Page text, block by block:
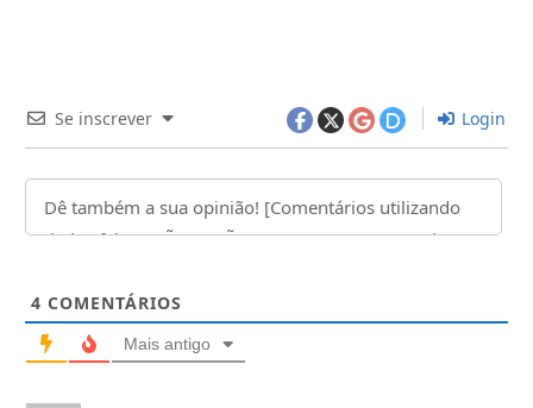
Se inscrever Login
4 COMENTÁRIOS
Mais antigo